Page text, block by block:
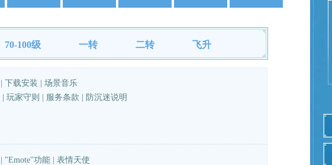
70-100级 一转 二转 飞升
下载安装
场景音乐
玩家守则 服务条款
防沉迷说明
"Emote"功能
表情天使